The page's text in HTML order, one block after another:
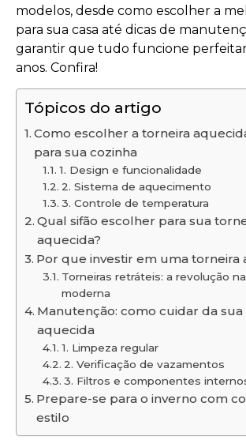
modelos, desde como escolher a
para sua casa até dicas de
garantir que tudo funcione
anos. Confira!
Tópicos do artigo
Como escolher a torneira
para sua cozinha
1. Design e funcionalidade
2. Sistema de aquecimento
3. Controle de temperatura
Qual sifão escolher para sua
aquecida?
Por que investir em uma torneira
Torneiras retráteis: a revolução
moderna
Manutenção: como cuidar da
aquecida
1. Limpeza regular
2. Verificação de vazamentos
3. Filtros e componentes
Prepare-se para o inverno com
estilo